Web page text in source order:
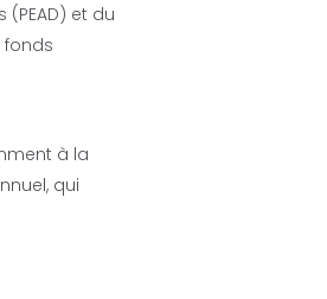
et du
fonds
à la
qui